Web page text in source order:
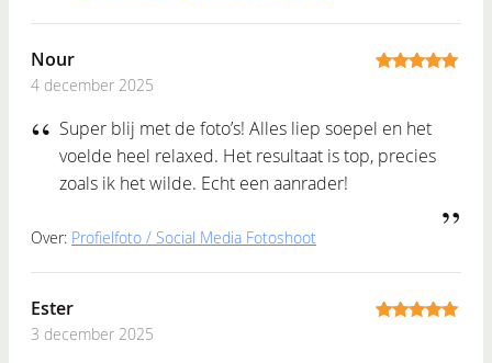
Nour
4 december 2025
Super blij met de foto’s! Alles liep soepel en het
voelde heel relaxed. Het resultaat is top, precies
zoals ik het wilde. Echt een aanrader!
Over: Profielfoto / Social Media Fotoshoot
Ester
3 december 2025